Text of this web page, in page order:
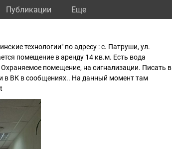
Публикации Eще
технологии" по адресу : с. Патруши, ул.
помещение в аренду 14 кв.м. Есть вода
Охраняемое помещение, на сигнализации. Писать в
в ВК в сообщениях.. На данный момент там